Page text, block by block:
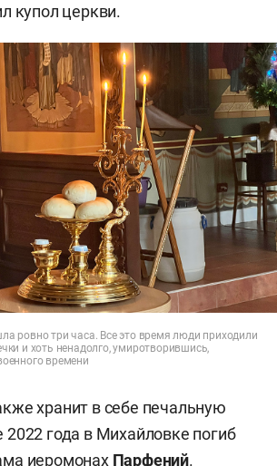
купол церкви.
ровно три часа. Все это время люди приходили
и хоть ненадолго, умиротворившись,
времени
хранит в себе печальную
года в Михайловке погиб
иеромонах Парфений.